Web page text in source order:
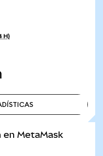
H)
en MetaMask